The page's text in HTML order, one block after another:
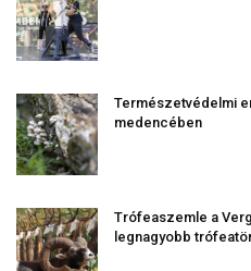
Természetvédelmi
medencében
Trófeaszemle a
legnagyobb